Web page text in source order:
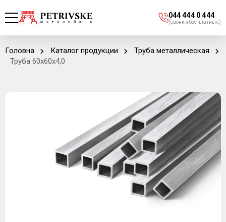
044 444 0 444
(звонки бесплатные)
Головна Каталог продукции
Труба металлическая
Труба 60х60х4,0